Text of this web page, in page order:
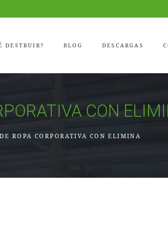
DESTRUIR? BLOG DESCARGAS
CON
ROPA CORPORATIVA CON ELIMINA